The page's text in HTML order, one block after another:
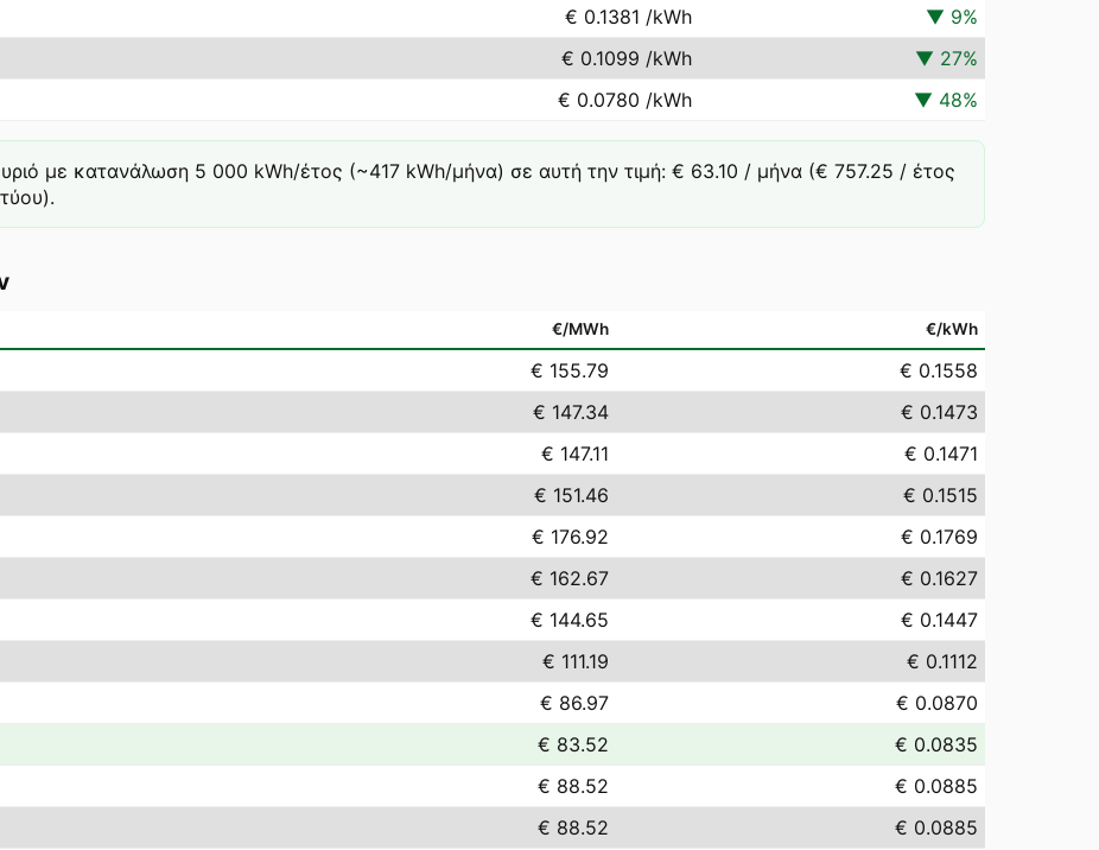
€ 0.1381 /kWh ▼ 9%
€ 0.1099 /kWh ▼ 27%
€ 0.0780 /kWh ▼ 48%
με κατανάλωση 5 000 kWh/έτος (~417 kWh/μήνα) σε αυτή την τιμή: € 63.10 / μήνα (€ 757.25 / έτος
€/MWh €/kWh
€ 155.79
€ 0.1558
€ 147.34
€ 0.1473
€ 147.11
€ 0.1471
€ 151.46
€ 0.1515
€ 176.92
€ 0.1769
€ 162.67
€ 0.1627
€ 144.65
€ 0.1447
€ 111.19
€ 0.1112
€ 86.97
€ 0.0870
€ 83.52
€ 0.0835
€ 88.52
€ 0.0885
€ 88.52
€ 0.0885